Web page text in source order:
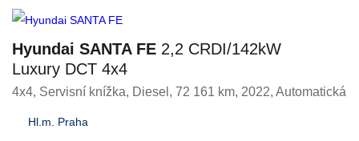
Hyundai SANTA FE 2,2 CRDI/142kW
Luxury DCT 4x4
4x4, Servisní knížka, Diesel , 72 161 km, 2022, Automatická
Hl.m. Praha